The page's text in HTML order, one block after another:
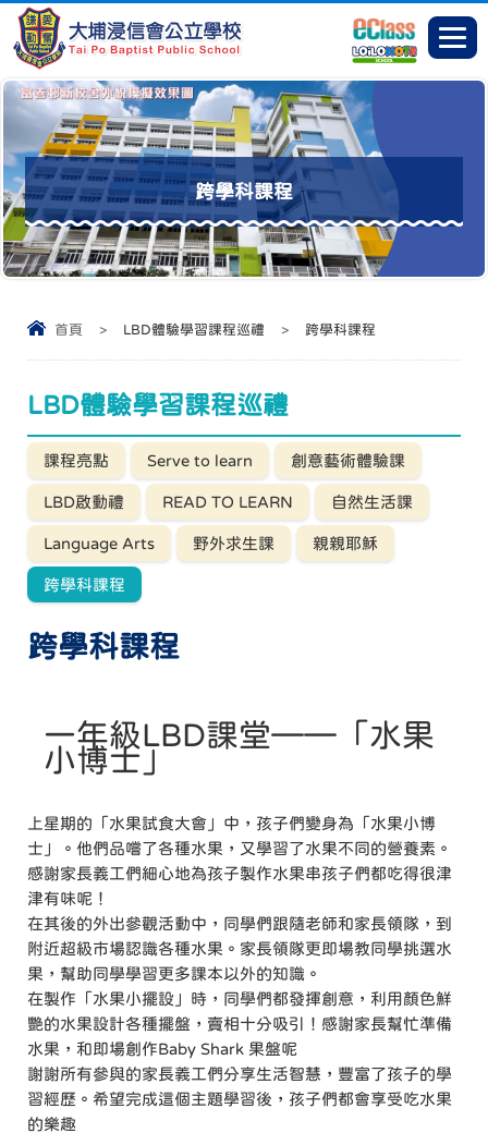
跨學科課程
首頁 > LBD體驗學習課程巡禮 > 跨學科課程
LBD體驗學習課程巡禮
課程亮點 Serve to learn 創意藝術體驗課
LBD啟動禮 READ TO LEARN 自然生活課
Language Arts 野外求生課 親親耶穌
跨學科課程
跨學科課程
一年級LBD課堂——「水果
小博士」
上星期的「水果試食大會」中，孩子們變身為「水果小博
士」。他們品嚐了各種水果，又學習了水果不同的營養素。
感謝家長義工們細心地為孩子製作水果串孩子們都吃得很津
津有味呢！
在其後的外出參觀活動中，同學們跟隨老師和家長領隊，到
附近超級市場認識各種水果。家長領隊更即場教同學挑選水
果，幫助同學學習更多課本以外的知識。
在製作「水果小擺設」時，同學們都發揮創意，利用顏色鮮
艷的水果設計各種擺盤，賣相十分吸引！感謝家長幫忙準備
水果，和即場創作Baby Shark 果盤呢
謝謝所有參與的家長義工們分享生活智慧，豐富了孩子的學
習經歷。希望完成這個主題學習後，孩子們都會享受吃水果
的樂趣